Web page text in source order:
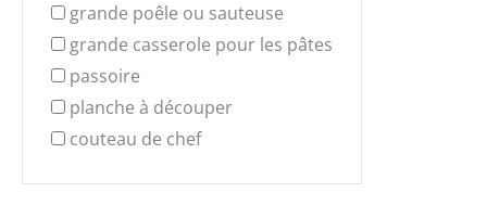
grande poêle ou sauteuse
grande casserole pour les pâtes
passoire
planche à découper
couteau de chef